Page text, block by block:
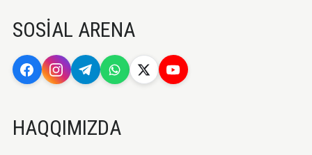
SOSİAL ARENA
HAQQIMIZDA